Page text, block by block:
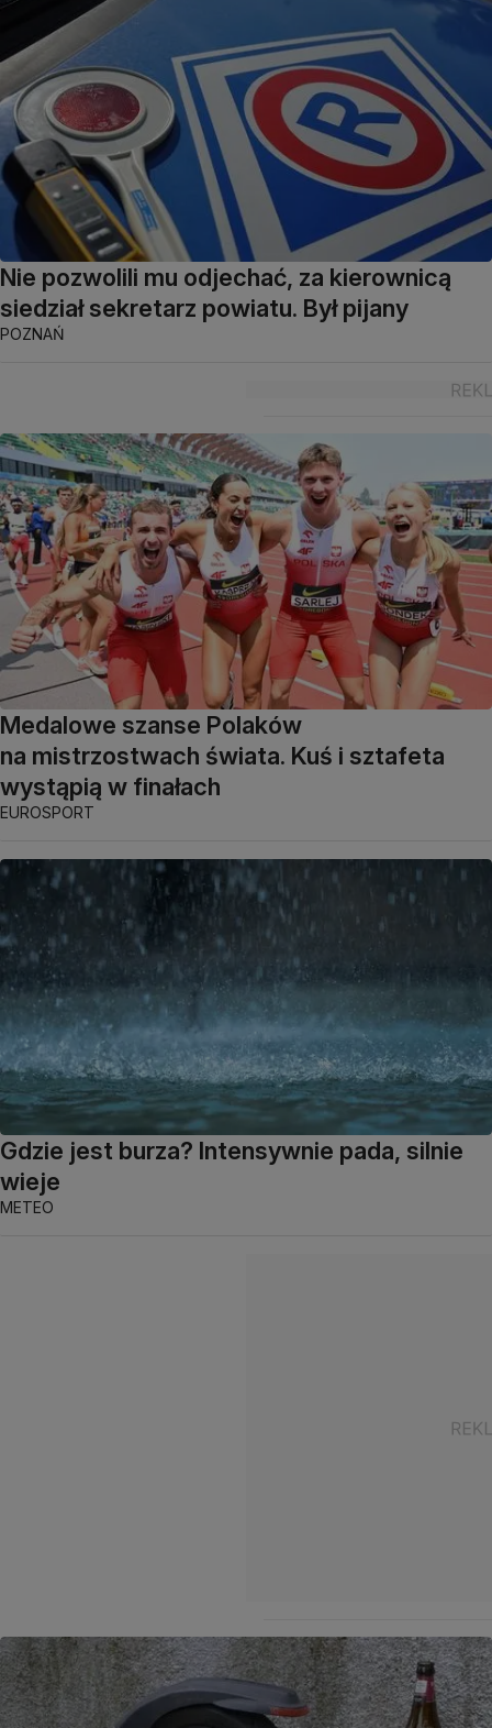
Nie pozwolili mu odjechać, za kierownicą
siedział sekretarz powiatu. Był pijany
POZNAŃ
Medalowe szanse Polaków
na mistrzostwach świata. Kuś i sztafeta
wystąpią w finałach
EUROSPORT
Gdzie jest burza? Intensywnie pada, silnie
wieje
METEO